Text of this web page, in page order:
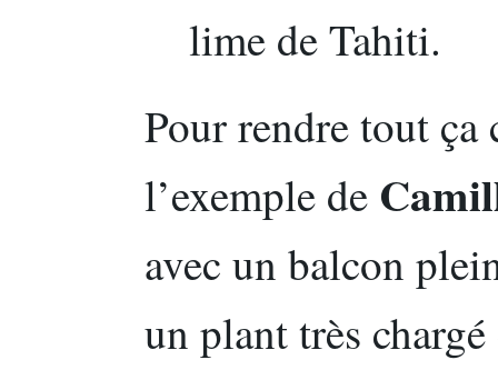
lime de Tahiti.
Pour rendre tout ça
l’exemple de
avec un balcon
un plant très